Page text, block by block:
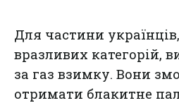
Для частини
вразливих категорій,
за газ взимку. Вони
отримати блакитне